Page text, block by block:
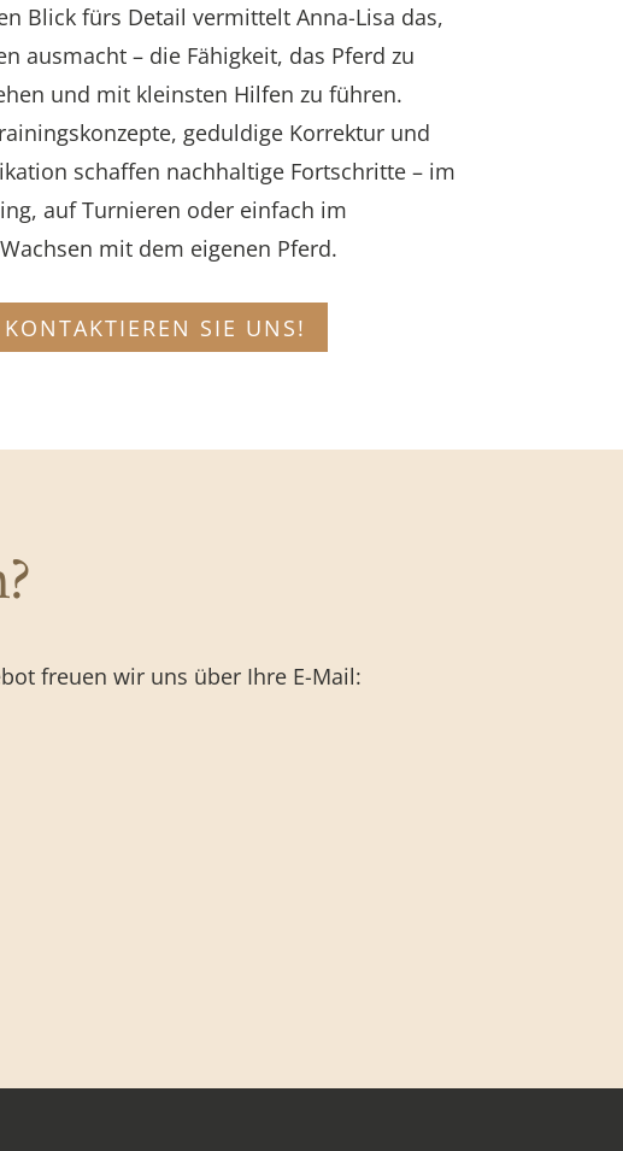
Blick fürs Detail vermittelt Anna-Lisa das,
ausmacht – die Fähigkeit, das Pferd zu
und mit kleinsten Hilfen zu führen.
geduldige Korrektur und
schaffen nachhaltige Fortschritte – im
auf Turnieren oder einfach im
mit dem eigenen Pferd.
KONTAKTIEREN SIE UNS!
freuen wir uns über Ihre E-Mail: